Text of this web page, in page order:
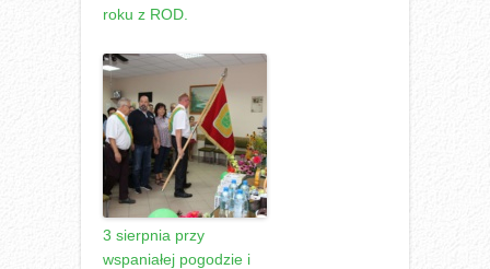
roku z ROD.
3 sierpnia przy
wspaniałej pogodzie i